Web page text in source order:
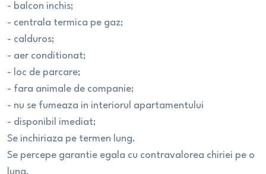
- balcon inchis;
- centrala termica pe gaz;
- calduros;
- aer conditionat;
- loc de parcare;
- fara animale de companie;
- nu se fumeaza in interiorul apartamentului
- disponibil imediat;
Se inchiriaza pe termen lung.
Se percepe garantie egala cu contravalorea chiriei pe o
luna.